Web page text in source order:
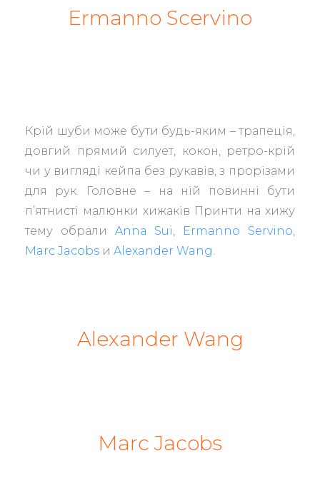
Ermanno Scervino
Крій шуби може бути будь-яким – трапеція,
довгий прямий силует, кокон, ретро-крій
чи у вигляді кейпа без рукавів, з прорізами
для рук. Головне – на ній повинні бути
п’ятнисті малюнки хижаків Принти на хижу
тему обрали Anna Sui, Ermanno Servino,
Marc Jacobs и Alexander Wang.
Alexander Wang
Marc Jacobs